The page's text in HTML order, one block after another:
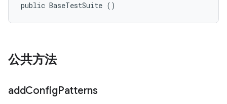
public BaseTestSuite ()
公共方法
addConfigPatterns